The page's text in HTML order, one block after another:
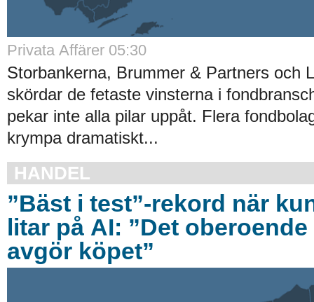
Privata Affärer 05:30
Storbankerna, Brummer & Partners och
skördar de fetaste vinsterna i
pekar inte alla pilar uppåt. Flera
krympa dramatiskt...
HANDEL
”Bäst i test”-rekord när
litar på AI: ”Det
avgör köpet”